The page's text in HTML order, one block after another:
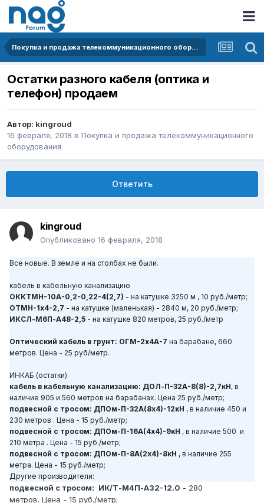
Покупка и продажа телекоммуникационного оборудования
Остатки разного кабеля (оптика и
телефон) продаем
Автор: kingroud
16 февраля, 2018 в Покупка и продажа телекоммуникационного
оборудования
Ответить
kingroud
Опубликовано 16 февраля, 2018
Все новые. В земле и на столбах не были.
кабель в кабельную канализацию
ОККТМН-10А-0,2-0,22-4(2,7) - на катушке 3250 м , 10 руб./метр;
ОТМН-1х4-2,7 - на катушке (маленькая) - 2840 м, 20 руб./метр;
ИКСЛ-М6П-А48-2,5 - на катушке 820 метров, 25 руб./метр
Оптический кабель в грунт: ОГМ-2х4А-7 на барабане, 660
метров. Цена - 25 руб/метр.
ИНКАБ (остатки)
кабель в кабельную канализацию: ДОЛ-П-32А-8(8)-2,7кН, в
наличие 905 и 560 метров на барабанах. Цена 25 руб./метр;
подвесной с тросом: ДПОм-П-32А(8х4)-12кН , в наличие 450 и
230 метров . Цена - 15 руб./метр;
подвесной с тросом: ДПОм-П-16А(4х4)-9кН , в наличие 500 и
210 метра . Цена - 15 руб./метр;
подвесной с тросом: ДПОм-П-8А(2х4)-8кН , в наличие 255
метра. Цена - 15 руб./метр;
Другие производители:
подвесной с тросом: ИК/Т-М4П-А32-12.0 - 280
метров. Цена - 15 руб./метр;